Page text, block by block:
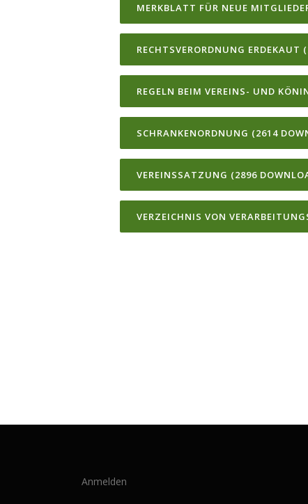
MERKBLATT FÜR NEUE
RECHTSVERORDNUNG ERDEKAUT
REGELN BEIM VEREINS- UND
SCHRANKENORDNUNG (2614
VEREINSSATZUNG (2896
VERZEICHNIS VON
Anmelden